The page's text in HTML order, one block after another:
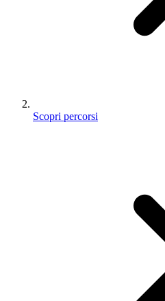
Scopri percorsi